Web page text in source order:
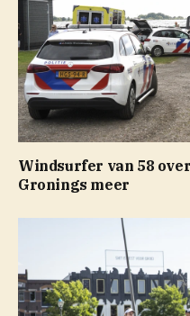
Windsurfer van 58
Gronings meer